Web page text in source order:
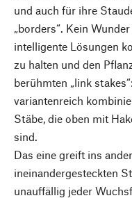
und auch für ihre
„borders“. Kein
intelligente Lösungen
zu halten und den
berühmten „link
variantenreich
Stäbe, die oben mit
sind.
Das eine greift ins
ineinandergesteckten
unauffällig jeder